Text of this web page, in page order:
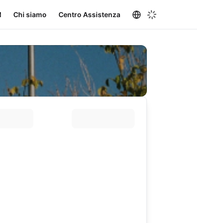
Chi siamo Centro Assistenza